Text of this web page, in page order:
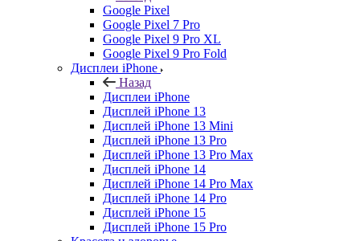
Google Pixel
Google Pixel 7 Pro
Google Pixel 9 Pro XL
Google Pixel 9 Pro Fold
Дисплеи iPhone
Назад
Дисплеи iPhone
Дисплей iPhone 13
Дисплей iPhone 13 Mini
Дисплей iPhone 13 Pro
Дисплей iPhone 13 Pro Max
Дисплей iPhone 14
Дисплей iPhone 14 Pro Max
Дисплей iPhone 14 Pro
Дисплей iPhone 15
Дисплей iPhone 15 Pro